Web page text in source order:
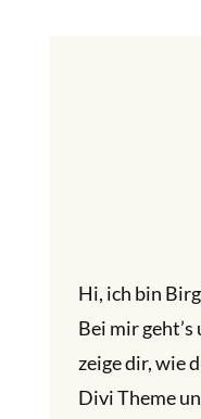
Hi, ich bin
Bei mir
zeige dir, wie
Divi Theme